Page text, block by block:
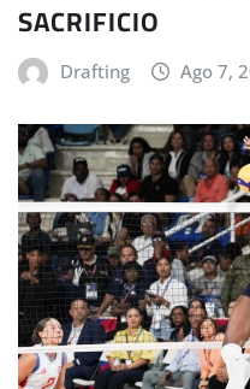
SACRIFICIO
Drafting Ago 7,